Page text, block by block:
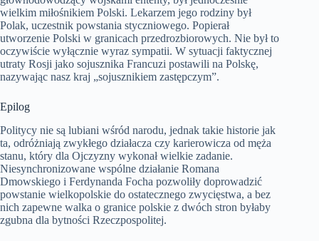
wielkim miłośnikiem Polski. Lekarzem jego rodziny był
Polak, uczestnik powstania styczniowego. Popierał
utworzenie Polski w granicach przedrozbiorowych. Nie był to
oczywiście wyłącznie wyraz sympatii. W sytuacji faktycznej
utraty Rosji jako sojusznika Francuzi postawili na Polskę,
nazywając nasz kraj „sojusznikiem zastępczym”.
Epilog
Politycy nie są lubiani wśród narodu, jednak takie historie jak
ta, odróżniają zwykłego działacza czy karierowicza od męża
stanu, który dla Ojczyzny wykonał wielkie zadanie.
Niesynchronizowane wspólne działanie Romana
Dmowskiego i Ferdynanda Focha pozwoliły doprowadzić
powstanie wielkopolskie do ostatecznego zwycięstwa, a bez
nich zapewne walka o granice polskie z dwóch stron byłaby
zgubna dla bytności Rzeczpospolitej.